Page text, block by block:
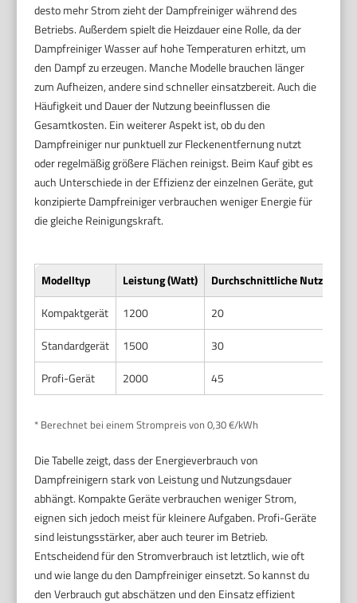
desto mehr Strom zieht der Dampfreiniger während des
Betriebs. Außerdem spielt die Heizdauer eine Rolle, da der
Dampfreiniger Wasser auf hohe Temperaturen erhitzt, um
den Dampf zu erzeugen. Manche Modelle brauchen länger
zum Aufheizen, andere sind schneller einsatzbereit. Auch die
Häufigkeit und Dauer der Nutzung beeinflussen die
Gesamtkosten. Ein weiterer Aspekt ist, ob du den
Dampfreiniger nur punktuell zur Fleckenentfernung nutzt
oder regelmäßig größere Flächen reinigst. Beim Kauf gibt es
auch Unterschiede in der Effizienz der einzelnen Geräte, gut
konzipierte Dampfreiniger verbrauchen weniger Energie für
die gleiche Reinigungskraft.
Modelltyp Leistung (Watt)
Durchschnittliche
Kompaktgerät
1200
20
Standardgerät
1500
30
Profi-Gerät
2000 45
* Berechnet bei einem Strompreis von 0,30 €/kWh
Die Tabelle zeigt, dass der Energieverbrauch von
Dampfreinigern stark von Leistung und Nutzungsdauer
abhängt. Kompakte Geräte verbrauchen weniger Strom,
eignen sich jedoch meist für kleinere Aufgaben. Profi-Geräte
sind leistungsstärker, aber auch teurer im Betrieb.
Entscheidend für den Stromverbrauch ist letztlich, wie oft
und wie lange du den Dampfreiniger einsetzt. So kannst du
den Verbrauch gut abschätzen und den Einsatz effizient